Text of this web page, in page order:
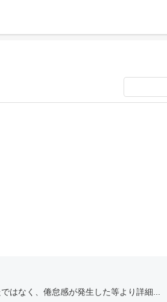
はなく、倦怠感が発生した等より詳細...